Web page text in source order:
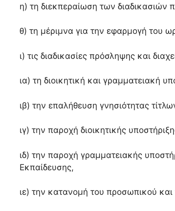
η) τη διεκπεραίωση των διαδικασιών
θ) τη μέριμνα για την εφαρμογή του
ι) τις διαδικασίες πρόσληψης και
ια) τη διοικητική και γραμματειακή
ιβ) την επαλήθευση γνησιότητας
ιγ) την παροχή διοικητικής
ιδ) την παροχή γραμματειακής
Εκπαίδευσης,
ιε) την κατανομή του προσωπικού και